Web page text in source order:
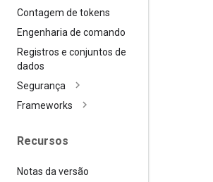
Contagem de tokens
Engenharia de comando
Registros e conjuntos de
dados
Segurança
Frameworks
Recursos
Notas da versão